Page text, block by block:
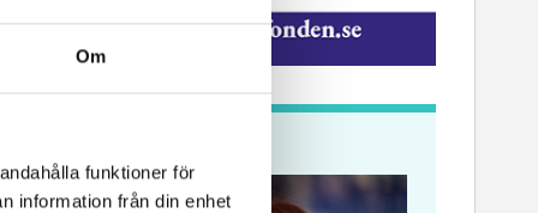
Om
funktioner för
information från din enhet